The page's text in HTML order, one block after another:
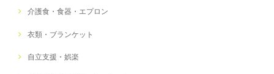
介護食・食器・エプロン
衣類・ブランケット
自立支援・娯楽